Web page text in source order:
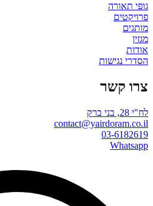
גופי תאורה
פרויקטים
מותגים
מגזין
אודות
הסדרי נגישות
צרו קשר
לח"י 28, בני ברק
contact@yairdoram.co.il
03-6182619
Whatsapp